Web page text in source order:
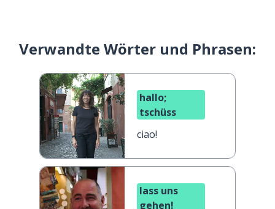
Verwandte Wörter und Phrasen:
hallo;
tschüss
ciao!
lass uns
gehen!